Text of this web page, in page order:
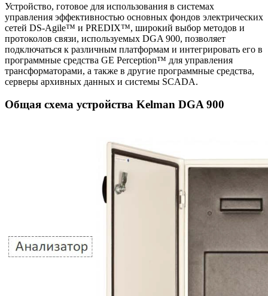
Устройство, готовое для использования в системах
управления эффективностью основных фондов электрических
сетей DS-Agile™ и PREDIX™, широкий выбор методов и
протоколов связи, используемых DGA 900, позволяет
подключаться к различным платформам и интегрировать его в
программные средства GE Perception™ для управления
трансформаторами, а также в другие программные средства,
серверы архивных данных и системы SCADA.
Общая схема устройства Kelman DGA 900